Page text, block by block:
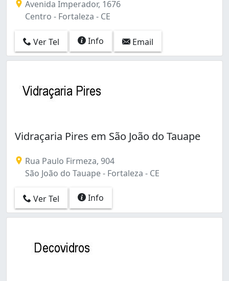
Avenida Imperador, 1676
Centro - Fortaleza - CE
Ver Tel Info Email
Vidraçaria Pires em São João do Tauape
Rua Paulo Firmeza, 904
São João do Tauape - Fortaleza - CE
Ver Tel Info